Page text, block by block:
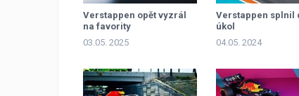
Verstappen opět vyzrál
na favority
03.05. 2025
Verstappen splnil
úkol
04.05. 2024